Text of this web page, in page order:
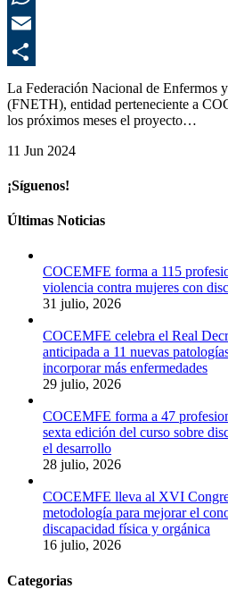
La Federación Nacional de Enfermos
(FNETH), entidad perteneciente a
los próximos meses el proyecto…
11 Jun 2024
¡Síguenos!
Últimas Noticias
COCEMFE forma a 115
violencia contra mujeres con
31 julio, 2026
COCEMFE celebra el Real
anticipada a 11 nuevas
incorporar más enfermedades
29 julio, 2026
COCEMFE forma a 47
sexta edición del curso sobre
el desarrollo
28 julio, 2026
COCEMFE lleva al XVI
metodología para mejorar el
discapacidad física y orgánica
16 julio, 2026
Categorias